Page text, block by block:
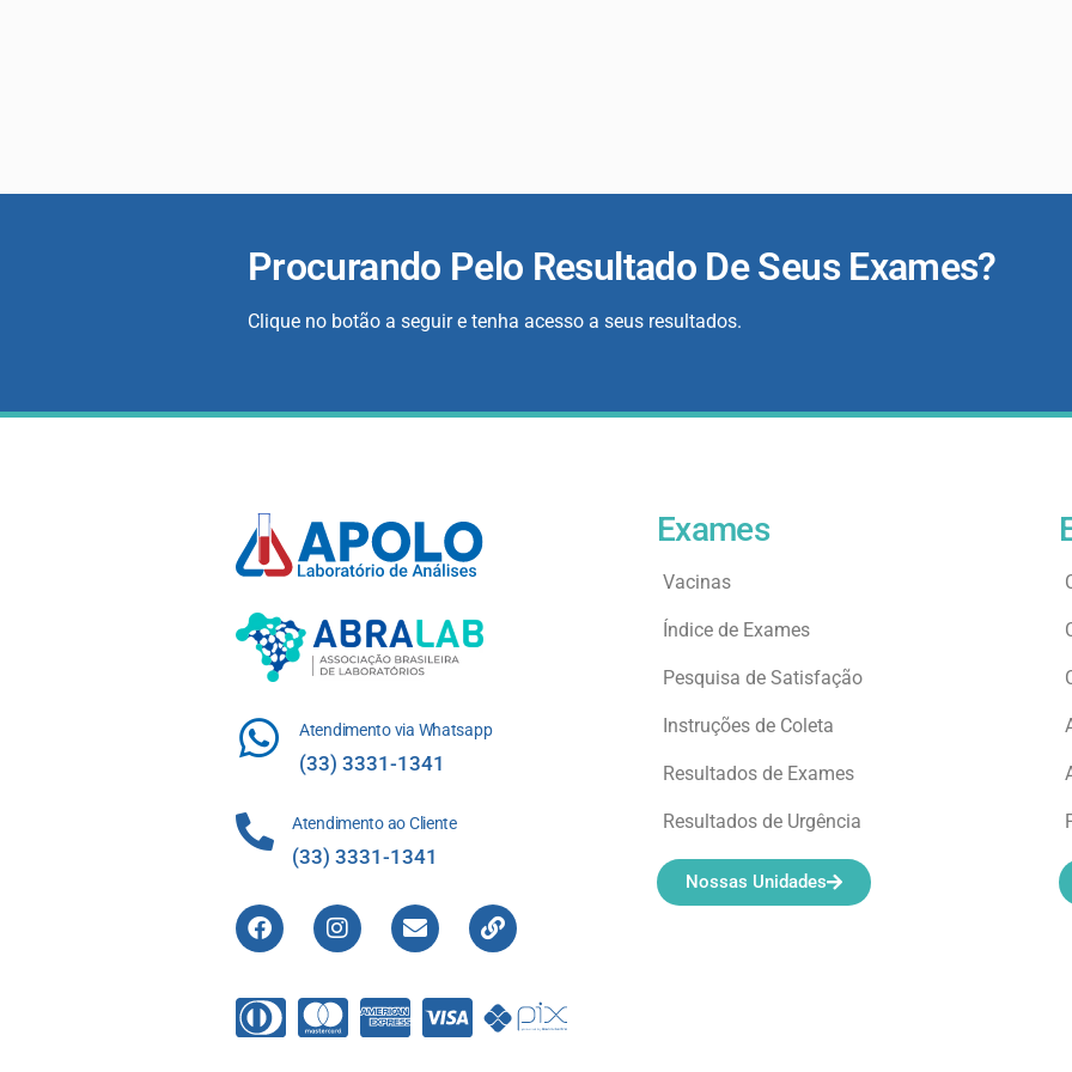
Procurando Pelo Resultado De Seus Exames?
Clique no botão a seguir e tenha acesso a seus resultados.
Atendimento via Whatsapp
(33) 3331-1341
Atendimento ao Cliente
(33) 3331-1341
Exames
Vacinas
Índice de Exames
Pesquisa de Satisfação
Instruções de Coleta
Resultados de Exames
Resultados de Urgência
Nossas Unidades